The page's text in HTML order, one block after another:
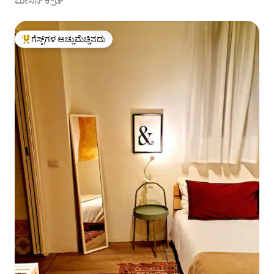
ಗೆಸ್ಟ್‌ಗಳಿಗೆ ಅತಿ ಹೆಚ್ಚು ಅಚ್ಚುಮೆಚ್ಚಿನದು
ಗೆಸ್ಟ್‌ಗಳ ಅಚ್ಚುಮೆಚ್ಚಿನದು